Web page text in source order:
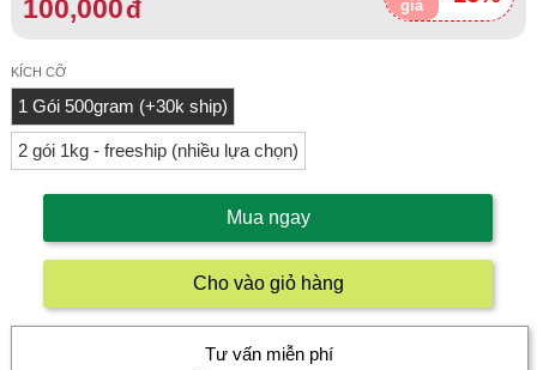
giá
100,000
KÍCH CỠ
1 Gói 500gram (+30k ship)
2 gói 1kg - freeship (nhiều lựa chọn)
Mua ngay
Cho vào giỏ hàng
Tư vấn miễn phí